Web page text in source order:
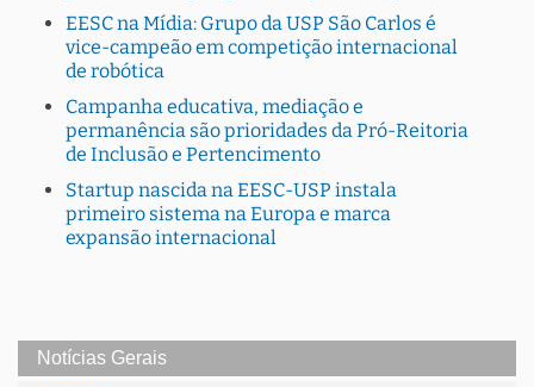
EESC na Mídia: Grupo da USP São Carlos é
vice-campeão em competição internacional
de robótica
Campanha educativa, mediação e
permanência são prioridades da Pró-Reitoria
de Inclusão e Pertencimento
Startup nascida na EESC-USP instala
primeiro sistema na Europa e marca
expansão internacional
Notícias Gerais